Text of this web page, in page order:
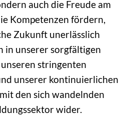
auch die Freude am
Kompetenzen fördern,
Zukunft unerlässlich
in unserer sorgfältigen
stringenten
unserer kontinuierlichen
den sich wandelnden
wider.